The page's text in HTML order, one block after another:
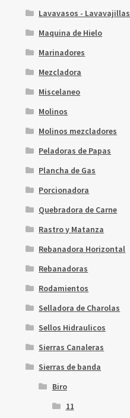
Lavavasos - Lavavajillas
Maquina de Hielo
Marinadores
Mezcladora
Miscelaneo
Molinos
Molinos mezcladores
Peladoras de Papas
Plancha de Gas
Porcionadora
Quebradora de Carne
Rastro y Matanza
Rebanadora Horizontal
Rebanadoras
Rodamientos
Selladora de Charolas
Sellos Hidraulicos
Sierras Canaleras
Sierras de banda
Biro
11